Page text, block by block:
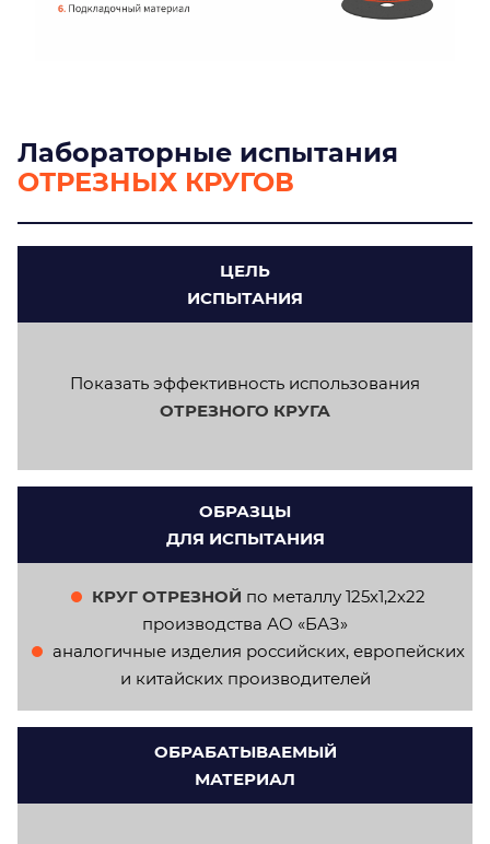
Лабораторные испытания
ОТРЕЗНЫХ КРУГОВ
ЦЕЛЬ
ИСПЫТАНИЯ
Показать эффективность использования
ОТРЕЗНОГО КРУГА
ОБРАЗЦЫ
ДЛЯ ИСПЫТАНИЯ
КРУГ ОТРЕЗНОЙ по металлу 125х1,2х22
производства АО «БАЗ»
аналогичные изделия российских, европейских
и китайских производителей
ОБРАБАТЫВАЕМЫЙ
МАТЕРИАЛ